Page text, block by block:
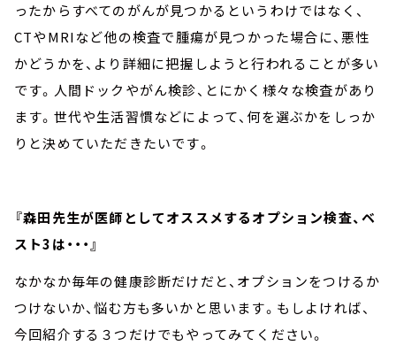
ったからすべてのがんが見つかるというわけではなく、
CTやMRIなど他の検査で腫瘍が見つかった場合に、悪性
かどうかを、より詳細に把握しようと行われることが多い
です。人間ドックやがん検診、とにかく様々な検査があり
ます。世代や生活習慣などによって、何を選ぶかをしっか
りと決めていただきたいです。
『森田先生が医師としてオススメするオプション検査、ベ
スト3は・・・』
なかなか毎年の健康診断だけだと、オプションをつけるか
つけないか、悩む方も多いかと思います。もしよければ、
今回紹介する３つだけでもやってみてください。